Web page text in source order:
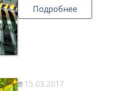
Подробнее
15.03.2017